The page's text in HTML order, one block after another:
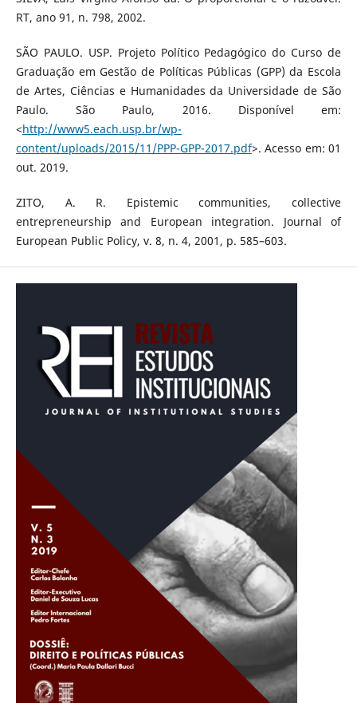
RT, ano 91, n. 798, 2002.
SÃO PAULO. USP. Projeto Político Pedagógico do Curso de
Graduação em Gestão de Políticas Públicas (GPP) da Escola
de Artes, Ciências e Humanidades da Universidade de São
Paulo. São Paulo, 2016. Disponível em:
<http://www5.each.usp.br/wp-
content/uploads/2015/11/PPP-GPP-2017.pdf>. Acesso em: 01
out. 2019.
ZITO, A. R. Epistemic communities, collective
entrepreneurship and European integration. Journal of
European Public Policy, v. 8, n. 4, 2001, p. 585–603.